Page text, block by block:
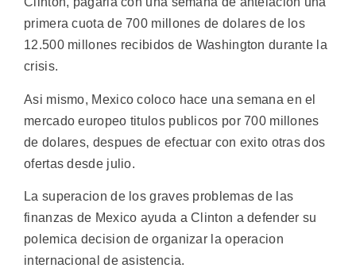
primera cuota de 700 millones de dolares de los
12.500 millones recibidos de Washington durante la
crisis.
Asi mismo, Mexico coloco hace una semana en el
mercado europeo titulos publicos por 700 millones
de dolares, despues de efectuar con exito otras dos
ofertas desde julio.
La superacion de los graves problemas de las
finanzas de Mexico ayuda a Clinton a defender su
polemica decision de organizar la operacion
internacional de asistencia.